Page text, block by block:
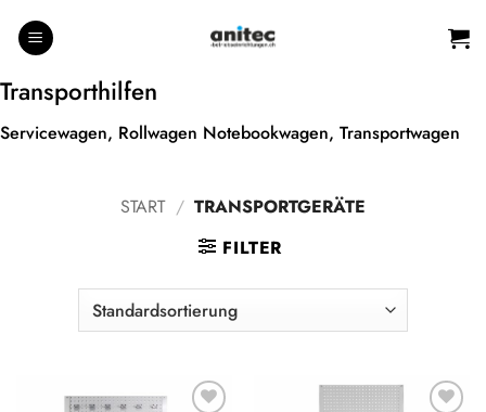
Inhalt
Transporthilfen
Servicewagen, Rollwagen Notebookwagen, Transportwagen
START / TRANSPORTGERÄTE
FILTER